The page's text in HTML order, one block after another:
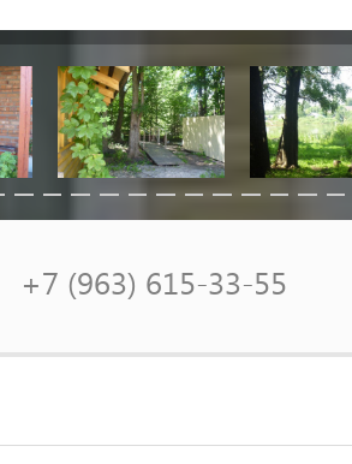
+7 (963) 615-33-55